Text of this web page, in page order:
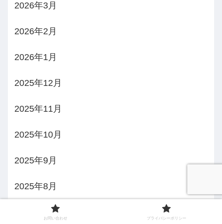
2026年3月
2026年2月
2026年1月
2025年12月
2025年11月
2025年10月
2025年9月
2025年8月
2025年7月
お問い合わせ プライバシーポリシー